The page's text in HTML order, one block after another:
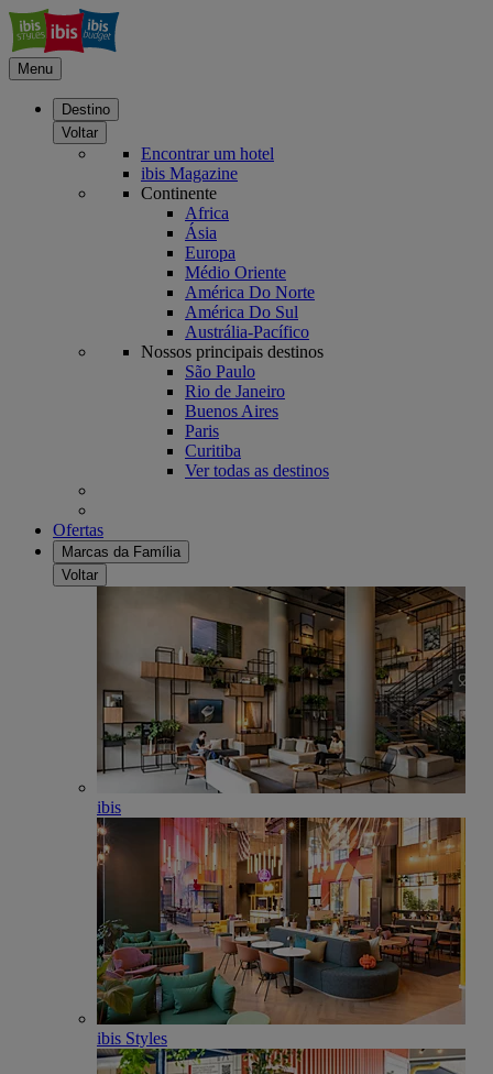
Menu
Destino
Voltar
Encontrar um hotel
ibis Magazine
Continente
Africa
Ásia
Europa
Médio Oriente
América Do Norte
América Do Sul
Austrália-Pacífico
Nossos principais destinos
São Paulo
Rio de Janeiro
Buenos Aires
Paris
Curitiba
Ver todas as destinos
Ofertas
Marcas da Família
Voltar
ibis
ibis Styles